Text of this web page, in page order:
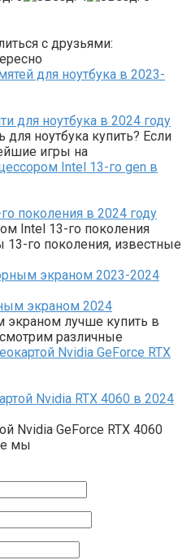
с друзьями:
для ноутбука в 2024 году
ноутбука купить? Если
игры на
поколения в 2024 году
Intel 13-го поколения
го поколения, известные
экраном 2024
экраном лучше купить в
различные
Nvidia RTX 4060 в 2024
Nvidia GeForce RTX 4060
мы